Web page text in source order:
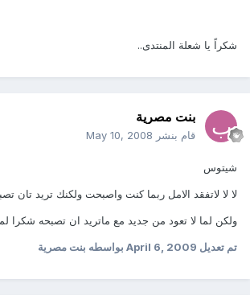
شكراً يا شعلة المنتدى..
بنت مصرية
قام بنشر May 10, 2008
شيتوس
لا لا لاتفقد الامل ربما كنت واصبحت ولكنك تريد تان
ولكن لما لا تعود من جديد مع ماتريد ان تصبحه شكرا
تم تعديلApril 6, 2009بواسطه بنت مصرية